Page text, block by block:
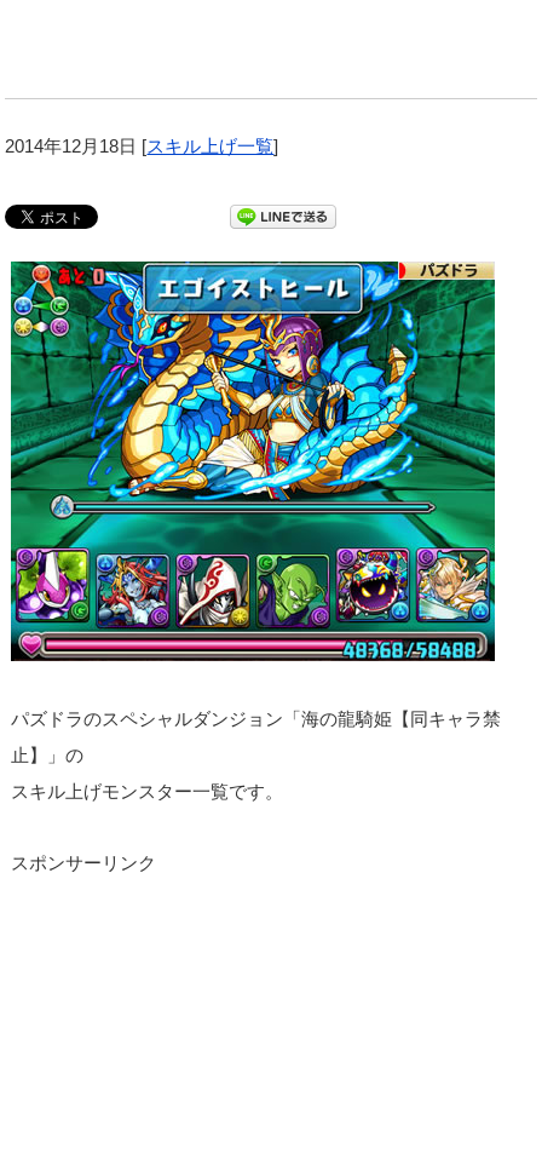
2014年12月18日 [スキル上げ一覧]
パズドラのスペシャルダンジョン「海の龍騎姫【同キャラ禁
止】」の
スキル上げモンスター一覧です。
スポンサーリンク